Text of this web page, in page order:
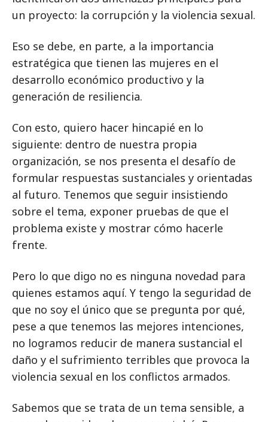
un proyecto: la corrupción y la violencia sexual.
Eso se debe, en parte, a la importancia
estratégica que tienen las mujeres en el
desarrollo económico productivo y la
generación de resiliencia.
Con esto, quiero hacer hincapié en lo
siguiente: dentro de nuestra propia
organización, se nos presenta el desafío de
formular respuestas sustanciales y orientadas
al futuro. Tenemos que seguir insistiendo
sobre el tema, exponer pruebas de que el
problema existe y mostrar cómo hacerle
frente.
Pero lo que digo no es ninguna novedad para
quienes estamos aquí. Y tengo la seguridad de
que no soy el único que se pregunta por qué,
pese a que tenemos las mejores intenciones,
no logramos reducir de manera sustancial el
daño y el sufrimiento terribles que provoca la
violencia sexual en los conflictos armados.
Sabemos que se trata de un tema sensible, a